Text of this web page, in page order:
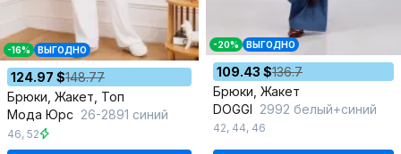
-16% ВЫГОДНО
124.97 $148.77
Брюки, Жакет, Топ
Мода Юрс 26-2891 синий
46, 52
-20% ВЫГОДНО
109.43 $136.7
Брюки, Жакет
DOGGI 2992 белый+синий
42, 44, 46